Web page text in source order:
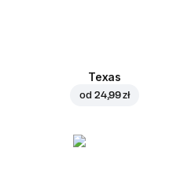
Texas
od 24,99 zł